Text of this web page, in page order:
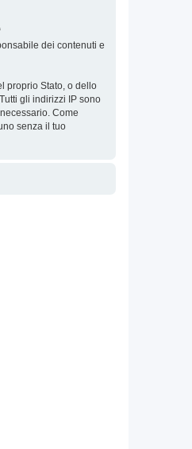
dei contenuti e
proprio Stato, o dello
gli indirizzi IP sono
Come
senza il tuo